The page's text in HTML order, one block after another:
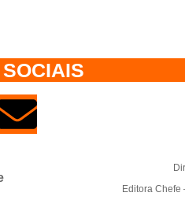
Editora Chefe